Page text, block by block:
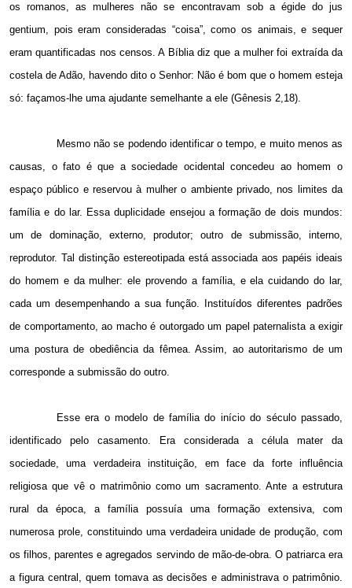
os romanos, as mulheres não se encontravam sob a égide do jus
gentium, pois eram consideradas “coisa”, como os animais, e sequer
eram quantificadas nos censos. A Bíblia diz que a mulher foi extraída da
costela de Adão, havendo dito o Senhor: Não é bom que o homem esteja
só: façamos-lhe uma ajudante semelhante a ele (Gênesis 2,18).
Mesmo não se podendo identificar o tempo, e muito menos as
causas, o fato é que a sociedade ocidental concedeu ao homem o
espaço público e reservou à mulher o ambiente privado, nos limites da
família e do lar. Essa duplicidade ensejou a formação de dois mundos:
um de dominação, externo, produtor; outro de submissão, interno,
reprodutor. Tal distinção estereotipada está associada aos papéis ideais
do homem e da mulher: ele provendo a família, e ela cuidando do lar,
cada um desempenhando a sua função. Instituídos diferentes padrões
de comportamento, ao macho é outorgado um papel paternalista a exigir
uma postura de obediência da fêmea. Assim, ao autoritarismo de um
corresponde a submissão do outro.
Esse era o modelo de família do início do século passado,
identificado pelo casamento. Era considerada a célula mater da
sociedade, uma verdadeira instituição, em face da forte influência
religiosa que vê o matrimônio como um sacramento. Ante a estrutura
rural da época, a família possuía uma formação extensiva, com
numerosa prole, constituindo uma verdadeira unidade de produção, com
os filhos, parentes e agregados servindo de mão-de-obra. O patriarca era
a figura central, quem tomava as decisões e administrava o patrimônio.